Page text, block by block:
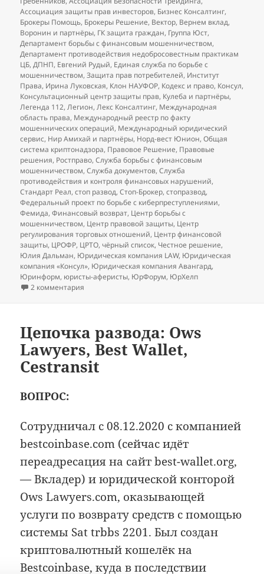
Ассоциация защиты прав инвесторов, Бизнес Консалтинг,
Брокеры Помощь, Брокеры Решение, Вектор, Вернем вклад,
Воронин и партнёры, ГК защита граждан, Группа Юст,
Департамент борьбы с финансовым мошенничеством,
Департамент противодействия недобросовестным практикам
ЦБ,ДПНП, Евгений Рудый, Единая служба по борьбе с
мошенничеством,Защита прав потребителей, Институт
Права, Ирина Луковская, Клон НАУФОР, Кодекс и право, Консул,
Консультационный центр защиты прав, Кулеба и партнёры,
Легенда 112,Легион,Лекс Консалтинг, Международная
область права, Международный реестр по факту
мошеннических операций, Международный юридический
сервис, Нир Амихай и партнёры, Норд-вест Юнион,Общая
система криптонадзора, Правовое Решение, Правовые
решения, Ростправо,Служба борьбы с финансовым
мошенничеством,Служба документов,Служба
противодействия и контроля финансовых нарушений,
Стандарт Реал,стоп развод,Стоп-Брокер,стопразвод,
Федеральный проект по борьбе с киберпреступлениями,
Фемида,Финансовый возврат, Центр борьбы с
мошенничеством, Центр правовой защиты, Центр
регулирования торговых отношений, Центр финансовой
защиты, ЦРОФР, ЦРТО, чёрный список, Честное решение,
Юлия Дальман, Юридическая компания LAW, Юридическая
компания «Консул», Юридическая компания Авангард,
Юринформ, юристы-аферисты, ЮрФорум, ЮрХелп
2 комментария
Цепочка развода: Ows
Lawyers, Best Wallet,
Cestransit
ВОПРОС:
Сотрудничал с 08.12.2020 с компанией
bestcoinbase.com (сейчас идёт
переадресация на сайт best-wallet.org,
— Вкладер) и юридической конторой
Ows Lawyers.com, оказывающей
услуги по возврату средств с помощью
системы Sat trbbs 2201. Был создан
криптовалютный кошелёк на
Bestcoinbase, куда в последствии